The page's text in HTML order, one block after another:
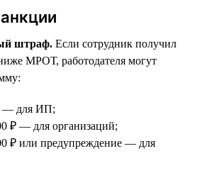
штраф. Если сотрудник получил
МРОТ, работодателя могут
— для ИП;
₽ — для организаций;
₽ или предупреждение — для